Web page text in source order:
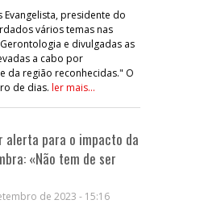
presidente do
vários temas nas
e divulgadas as
a cabo por
da região reconhecidas." O
de dias. ler mais...
alerta para o impacto da
«Não tem de ser
de 2023 - 15:16